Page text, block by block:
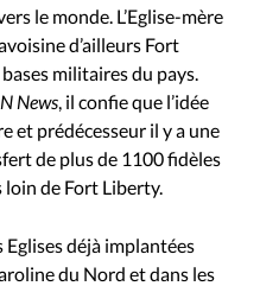
le monde. L’Eglise-mère
d’ailleurs Fort
militaires du pays.
News , il confie que l’idée
et prédécesseur il y a une
de plus de 1100 fidèles
loin de Fort Liberty.
déjà implantées
du Nord et dans les